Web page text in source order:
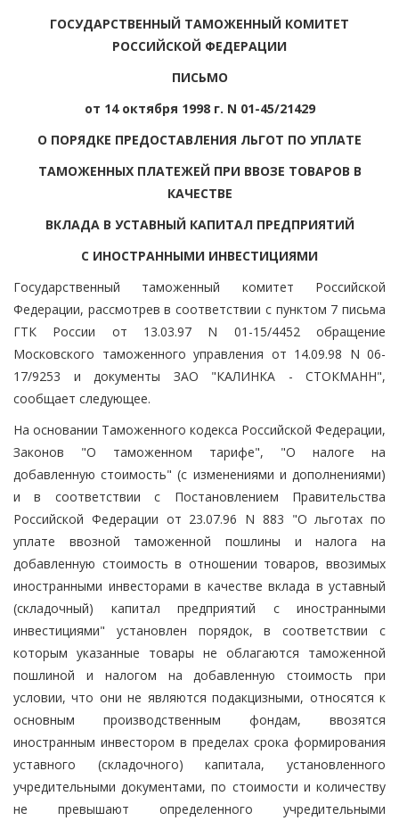
ГОСУДАРСТВЕННЫЙ ТАМОЖЕННЫЙ КОМИТЕТ
РОССИЙСКОЙ ФЕДЕРАЦИИ
ПИСЬМО
от 14 октября 1998 г. N 01-45/21429
О ПОРЯДКЕ ПРЕДОСТАВЛЕНИЯ ЛЬГОТ ПО УПЛАТЕ
ТАМОЖЕННЫХ ПЛАТЕЖЕЙ ПРИ ВВОЗЕ ТОВАРОВ В
КАЧЕСТВЕ
ВКЛАДА В УСТАВНЫЙ КАПИТАЛ ПРЕДПРИЯТИЙ
С ИНОСТРАННЫМИ ИНВЕСТИЦИЯМИ
Государственный таможенный комитет Российской
Федерации, рассмотрев в соответствии с пунктом 7 письма
ГТК России от 13.03.97 N 01-15/4452 обращение
Московского таможенного управления от 14.09.98 N 06-
17/9253 и документы ЗАО "КАЛИНКА - СТОКМАНН",
сообщает следующее.
На основании Таможенного кодекса Российской Федерации,
Законов "О таможенном тарифе", "О налоге на
добавленную стоимость" (с изменениями и дополнениями)
и в соответствии с Постановлением Правительства
Российской Федерации от 23.07.96 N 883 "О льготах по
уплате ввозной таможенной пошлины и налога на
добавленную стоимость в отношении товаров, ввозимых
иностранными инвесторами в качестве вклада в уставный
(складочный) капитал предприятий с иностранными
инвестициями" установлен порядок, в соответствии с
которым указанные товары не облагаются таможенной
пошлиной и налогом на добавленную стоимость при
условии, что они не являются подакцизными, относятся к
основным производственным фондам, ввозятся
иностранным инвестором в пределах срока формирования
уставного (складочного) капитала, установленного
учредительными документами, по стоимости и количеству
не превышают определенного учредительными